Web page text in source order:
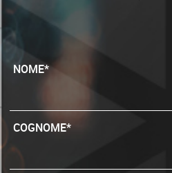
NOME*
COGNOME*